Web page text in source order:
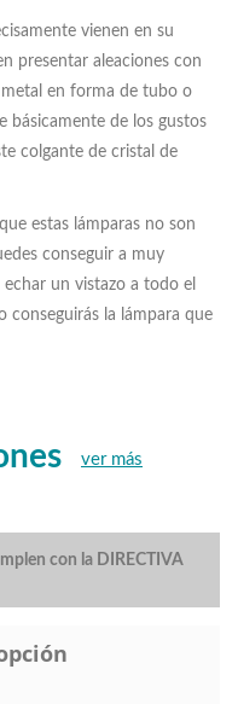
vienen en su
presentar aleaciones con
en forma de tubo o
básicamente de los gustos
colgante de cristal de
estas lámparas no son
conseguir a muy
un vistazo a todo el
conseguirás la lámpara que
ver más
con la DIRECTIVA